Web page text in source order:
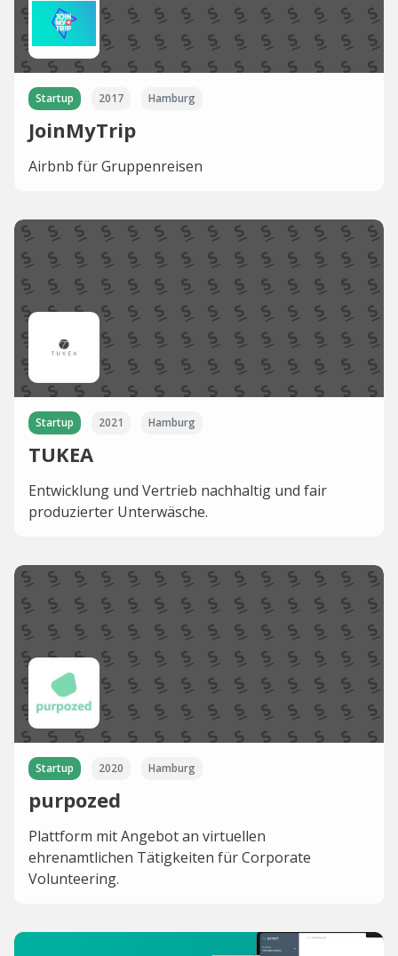
Startup 2017 Hamburg
JoinMyTrip
Airbnb für Gruppenreisen
Startup 2021 Hamburg
TUKEA
Entwicklung und Vertrieb nachhaltig und fair
produzierter Unterwäsche.
Startup 2020 Hamburg
purpozed
Plattform mit Angebot an virtuellen
ehrenamtlichen Tätigkeiten für Corporate
Volunteering.